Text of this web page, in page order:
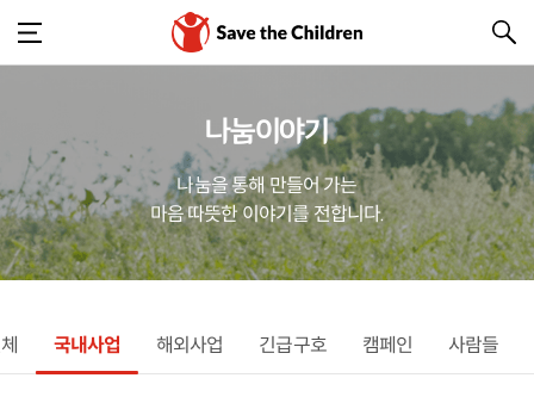
나눔이야기
나눔을 통해 만들어 가는
마음 따뜻한 이야기를 전합니다.
국내사업 해외사업 긴급구호 캠페인 사람들